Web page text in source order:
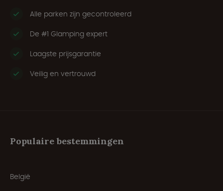
Alle parken zijn gecontroleerd
De #1 Glamping expert
Laagste prijsgarantie
Veilig en vertrouwd
Populaire bestemmingen
België